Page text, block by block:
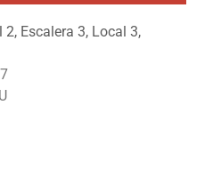
2, Escalera 3, Local 3,